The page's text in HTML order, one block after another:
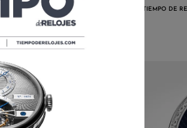
TIEMPO DE